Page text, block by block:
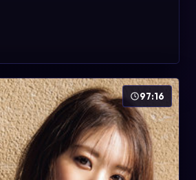
巩俐的表演为角色增添层次。故事以
型片的叙事惯性，可作为美国影视爱
97:16